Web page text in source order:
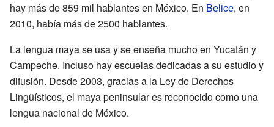
hay más de 859 mil hablantes en México. En Belice, en
2010, había más de 2500 hablantes.
La lengua maya se usa y se enseña mucho en Yucatán y
Campeche. Incluso hay escuelas dedicadas a su estudio y
difusión. Desde 2003, gracias a la Ley de Derechos
Lingüísticos, el maya peninsular es reconocido como una
lengua nacional de México.